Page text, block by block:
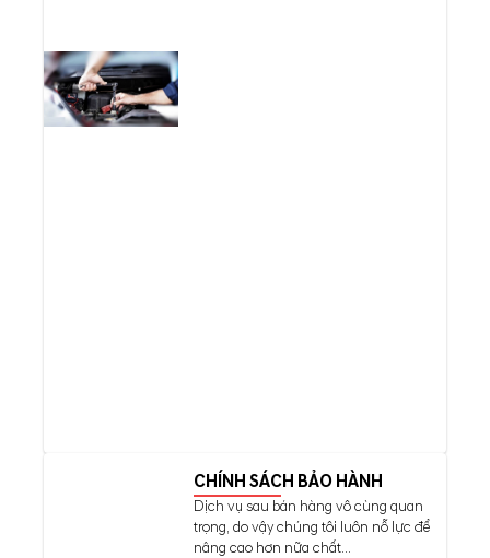
CHÍNH SÁCH BẢO HÀNH
Dịch vụ sau bán hàng vô cùng quan
trọng, do vậy chúng tôi luôn nỗ lực để
nâng cao hơn nữa chất...